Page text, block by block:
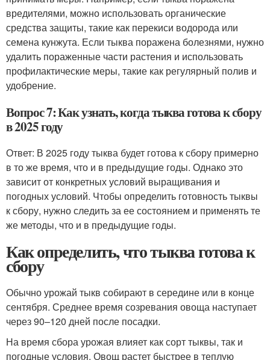
вредителями, можно использовать органические
средства защиты, такие как перекиси водорода или
семена кунжута. Если тыква поражена болезнями, нужно
удалить пораженные части растения и использовать
профилактические меры, такие как регулярный полив и
удобрение.
Вопрос 7: Как узнать, когда тыква готова к сбору
в 2025 году
Ответ: В 2025 году тыква будет готова к сбору примерно
в то же время, что и в предыдущие годы. Однако это
зависит от конкретных условий выращивания и
погодных условий. Чтобы определить готовность тыквы
к сбору, нужно следить за ее состоянием и применять те
же методы, что и в предыдущие годы.
Как определить, что тыква готова к
сбору
Обычно урожай тыкв собирают в середине или в конце
сентября. Среднее время созревания овоща наступает
через 90–120 дней после посадки.
На время сбора урожая влияет как сорт тыквы, так и
погодные условия. Овощ растет быстрее в теплую